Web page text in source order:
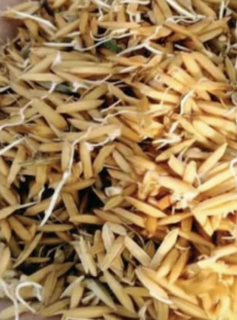
खजूर
बढ़ाएं
05-